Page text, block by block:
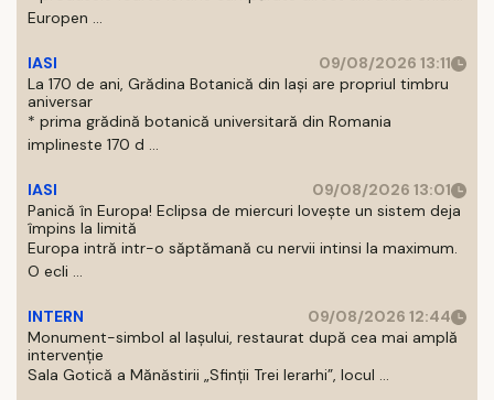
Europen ...
IASI
09/08/2026 13:11
La 170 de ani, Grădina Botanică din Iași are propriul timbru
aniversar
* prima grădină botanică universitară din Romania
implineste 170 d ...
IASI
09/08/2026 13:01
Panică în Europa! Eclipsa de miercuri lovește un sistem deja
împins la limită
Europa intră intr-o săptămană cu nervii intinsi la maximum.
O ecli ...
INTERN
09/08/2026 12:44
Monument-simbol al Iaşului, restaurat după cea mai amplă
intervenţie
Sala Gotică a Mănăstirii „Sfinţii Trei Ierarhi”, locul ...